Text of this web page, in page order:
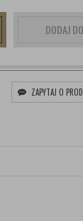
DODAJ
ZAPYTAJ O